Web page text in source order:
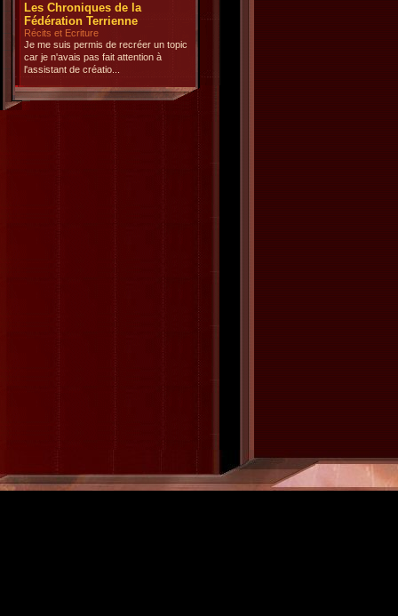
Les Chroniques de la
Fédération Terrienne
Récits et Ecriture
Je me suis permis de recréer un topic
car je n'avais pas fait attention à
l'assistant de créatio...